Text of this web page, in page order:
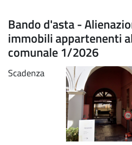
Bando d'asta -
immobili appartenenti
comunale 1/2026
Scadenza